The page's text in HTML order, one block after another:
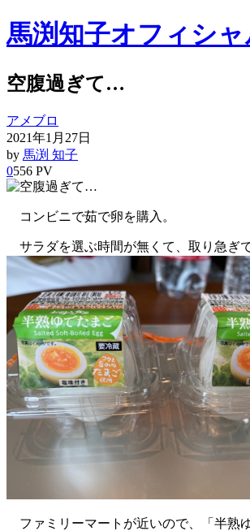
馬渕知子オフィシ
空腹過ぎて…
アメブロ
2021年1月27日
by 馬渕 知子
0556 PV
コンビニで茹で卵を購入。
サラダを選ぶ時間が無くて、取り急ぎ
ファミリーマートが近いので、「半熟